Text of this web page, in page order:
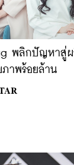
พลิกปัญหาสู่
ภาพร้อยล้าน